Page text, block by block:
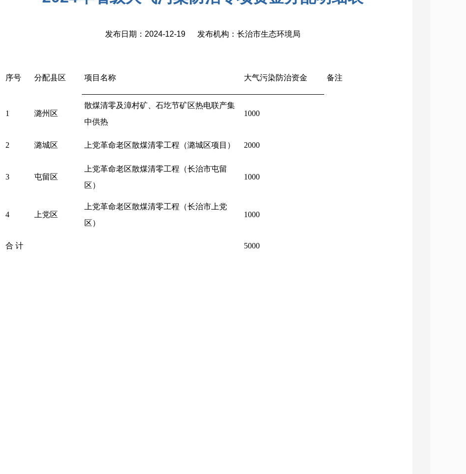
发布日期：2024-12-19 发布机构：长治市生态环境局
序号 分配县区 项目名称 大气污染防治资金 备注
1 潞州区
散煤清零及漳村矿、石圪节矿区热电联产集
中供热
1000
2 潞城区 上党革命老区散煤清零工程（潞城区项目） 2000
3 屯留区
上党革命老区散煤清零工程（长治市屯留
区）
1000
4 上党区
上党革命老区散煤清零工程（长治市上党
区）
1000
合 计 5000